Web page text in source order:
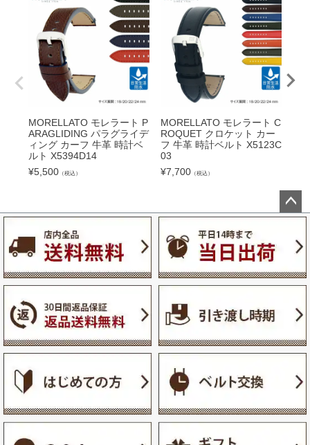
MORELLATO モレラート P
ARAGLIDING パラグライデ
ィング カーフ 牛革 時計ベ
ルト X5394D14
¥5,500 （税込）
MORELLATO モレラート C
ROQUET クロケット カー
フ 牛革 時計ベルト X5123C
03
¥7,700 （税込）
ペー
ップ